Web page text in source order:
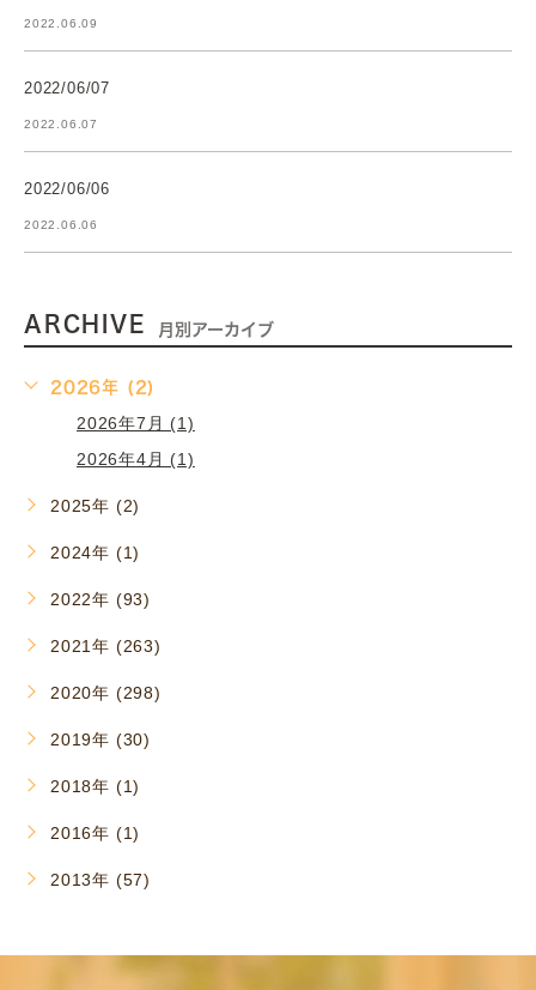
2022.06.09
2022/06/07
2022.06.07
2022/06/06
2022.06.06
ARCHIVE 月別アーカイブ
2026年 (2)
2026年7月 (1)
2026年4月 (1)
2025年 (2)
2024年 (1)
2022年 (93)
2021年 (263)
2020年 (298)
2019年 (30)
2018年 (1)
2016年 (1)
2013年 (57)